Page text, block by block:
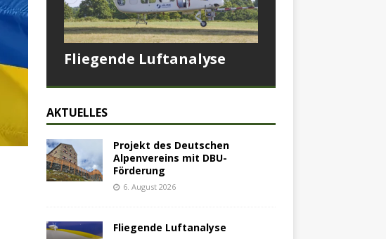
Fliegende Luftanalyse
AKTUELLES
Projekt des Deutschen
Alpenvereins mit DBU-
Förderung
6. August 2026
Fliegende Luftanalyse